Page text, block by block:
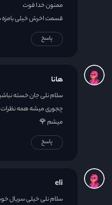
ممنون خدا قوت
قسمت اخرش خیلی
پاسخ
هانا
سلام نلی جان خسته
چجوری میشه همه نظرات
میشم 🌹
پاسخ
eli
سلام نلی خیلی سریال